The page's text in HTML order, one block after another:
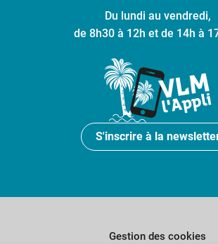
Du lundi au vendredi,
de 8h30 à 12h et de 14h à
S'inscrire à la
Gestion des cookies